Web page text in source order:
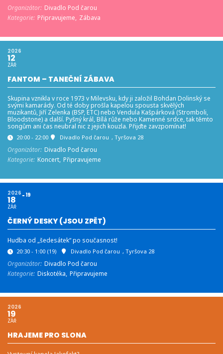
Organizátor: Divadlo Pod čarou
Kategorie: Připravujeme, Zábava
2026
12
ZÁŘ
FANTOM – TANEČNÍ ZÁBAVA
Skupina vznikla v roce 1973 v Milevsku, kdy ji založil Bohdan Dolinský se
svými kamarády. Od té doby prošla kapelou spousta skvělých
muzikantů, Jiří Zelenka (BSP, ETC) nebo Vendula Kašpárková (Stromboli,
Bloodstone) a další. Pyšný král, Bílá růže nebo Kamenné srdce, tak těmto
songům ani čas neubral nic z jejich kouzla. Přijďte zavzpomínat!
20:00 - 22:00 Divadlo Pod čarou , Tyršova 28
Organizátor: Divadlo Pod čarou
Kategorie: Koncert, Připravujeme
2026
18
ZÁŘ
19
ČERNÝ DESKY (JSOU ZPĚT)
Hudba od „šedesátek“ po současnost!
20:30 - 1:00 (19) Divadlo Pod čarou , Tyršova 28
Organizátor: Divadlo Pod čarou
Kategorie: Diskotéka, Připravujeme
2026
19
ZÁŘ
HRAJEME PRO SLONA